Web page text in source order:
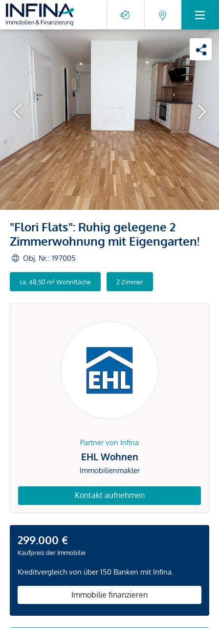
"Flori Flats": Ruhig gelegene 2
Zimmerwohnung mit Eigengarten!
Obj. Nr.: 197005
ca. 48,50 m² Wohnfläche 2 Zimmer
Partner von Infina
EHL Wohnen
Immobilienmakler
Kontakt aufnehmen
299.000 €
Kaufpreis der Immobilie
Kreditvergleich von über 150 Banken mit Infina.
Immobilie finanzieren